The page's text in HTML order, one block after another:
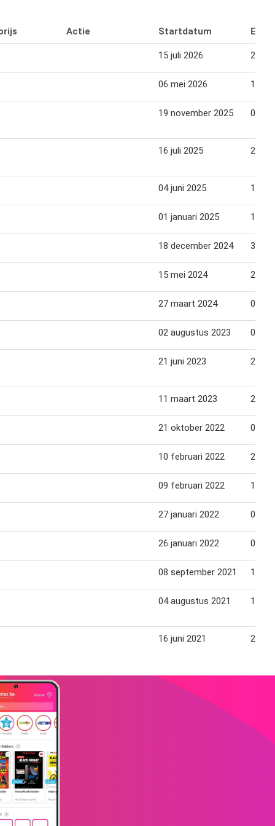
Actie Startdatum
15 juli 2026 28
06 mei 2026 19
19 november 2025 02
16 juli 2025 29
04 juni 2025 17
01 januari 2025 14
18 december 2024 31
15 mei 2024 21
27 maart 2024 09
02 augustus 2023 08
21 juni 2023 27
11 maart 2023 21
21 oktober 2022 01
10 februari 2022 22
09 februari 2022 16
27 januari 2022 08
26 januari 2022 02
08 september 2021 15
04 augustus 2021 11
16 juni 2021 23